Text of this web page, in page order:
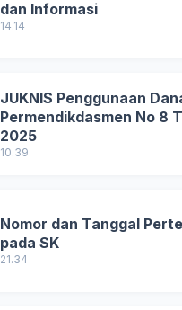
dan Informasi
14.14
JUKNIS Penggunaan
Permendikdasmen No 8
2025
10.39
Nomor dan Tanggal
pada SK
21.34